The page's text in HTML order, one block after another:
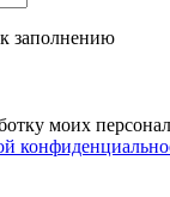
заполнению
моих